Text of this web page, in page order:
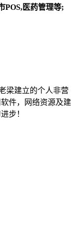
POS,医药管理等;
梁建立的个人非营
件，网络资源及建
步！